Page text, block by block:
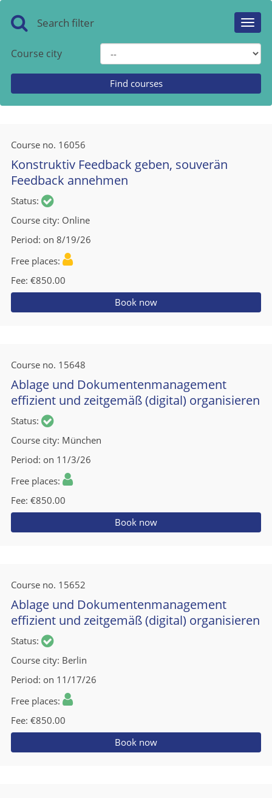
Search filter
Course city
Course no. 16056
Konstruktiv Feedback geben, souverän
Feedback annehmen
Status
Course city Online
Period on 8/19/26
Free places
Fee €850.00
Book now
Course no. 15648
Ablage und Dokumentenmanagement
effizient und zeitgemäß (digital) organisieren
Status
Course city München
Period on 11/3/26
Free places
Fee €850.00
Book now
Course no. 15652
Ablage und Dokumentenmanagement
effizient und zeitgemäß (digital) organisieren
Status
Course city Berlin
Period on 11/17/26
Free places
Fee €850.00
Book now